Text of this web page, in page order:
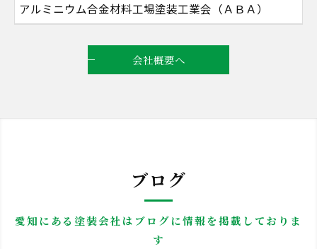
アルミニウム合金材料工場塗装工業会（ＡＢＡ）
会社概要へ
ブログ
愛知にある塗装会社はブログに情報を掲載しておりま
す